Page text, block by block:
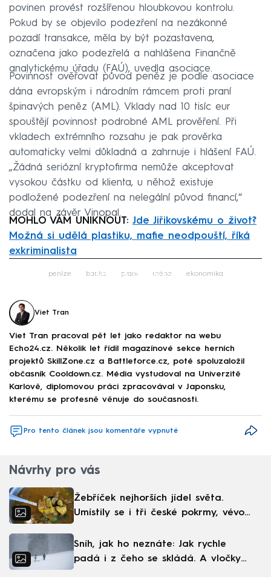
povinen provést rozšířenou hloubkovou kontrolu.
Pokud by se objevilo podezření na nezákonné
pozadí transakce, měla by být pozastavena,
označena jako podezřelá a nahlášena Finančně
analytickému úřadu (FAÚ), uvedla asociace.
Povinnost ověřovat původ peněz je podle asociace
dána evropským i národním rámcem proti praní
špinavých peněz (AML). Vklady nad 10 tisíc eur
spouštějí povinnost podrobné AML prověření. Při
vkladech extrémního rozsahu je pak prověrka
automaticky velmi důkladná a zahrnuje i hlášení FAÚ.
„Žádná seriózní kryptofirma nemůže akceptovat
vysokou částku od klienta, u něhož existuje
podložené podezření na nelegální původ financí,“
dodal na závěr Vinopal.
MOHLO VÁM UNIKNOUT: Jde Jiřikovskému o život?
Možná si udělá plastiku, mafie neodpouští, říká
exkriminalista
Failed to fetch
peníze banka praní měna ekonomika
Viet Tran
Viet Tran pracoval pět let jako redaktor na webu
Echo24.cz. Několik let řídil magazínové sekce herních
projektů SkillZone.cz a Battleforce.cz, poté spoluzaložil
občasník Cooldown.cz. Média vystudoval na Univerzitě
Karlově, diplomovou práci zpracovával v Japonsku,
kterému se profesně věnuje do současnosti.
Pro tento článek jsou komentáře vypnuté
Návrhy pro vás
Žebříček nejhorších jídel světa.
Umístily se i tři české pokrmy, vévodí
Sníh, jak ho neznáte: Jak rychle
padá i z čeho se skládá. A vločky